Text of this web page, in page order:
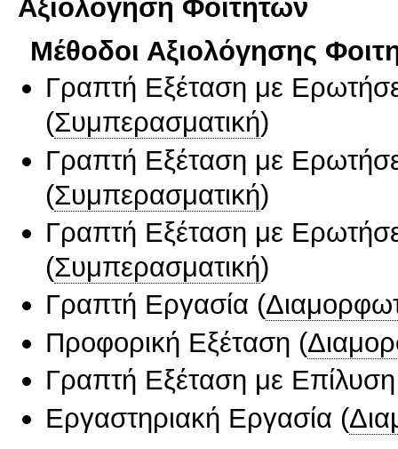
Αξιολόγηση Φοιτητών
Μέθοδοι Αξιολόγησης
Γραπτή Εξέταση με
(Συμπερασματική)
Γραπτή Εξέταση με
(Συμπερασματική)
Γραπτή Εξέταση με
(Συμπερασματική)
Γραπτή Εργασία (
Προφορική Εξέταση (
Γραπτή Εξέταση με
Εργαστηριακή Εργασία (